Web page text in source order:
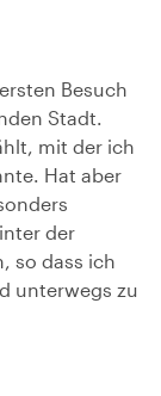
Besuch
Stadt.
mit der ich
Hat aber
der
so dass ich
unterwegs zu